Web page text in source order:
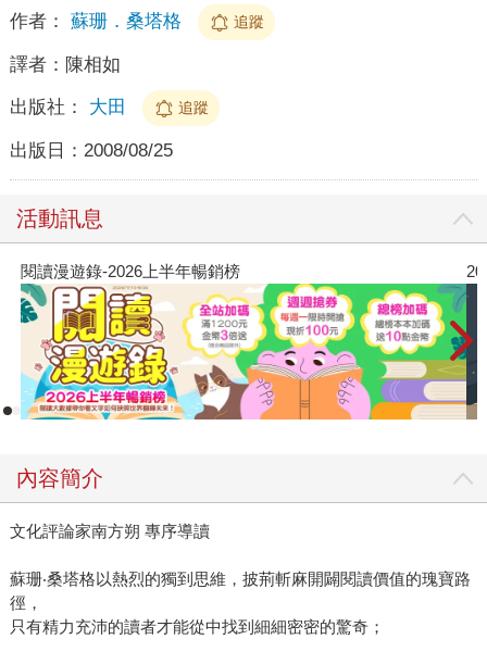
作者： 蘇珊．桑塔格 追蹤
譯者： 陳相如
出版社： 大田 追蹤
出版日： 2008/08/25
活動訊息
2026年8月金石堂強力推薦
內容簡介
文化評論家南方朔 專序導讀
蘇珊‧桑塔格以熱烈的獨到思維，披荊斬麻開闢閱讀價值的瑰寶路
徑，
只有精力充沛的讀者才能從中找到細細密密的驚奇；